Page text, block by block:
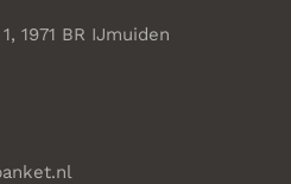
BR IJmuiden